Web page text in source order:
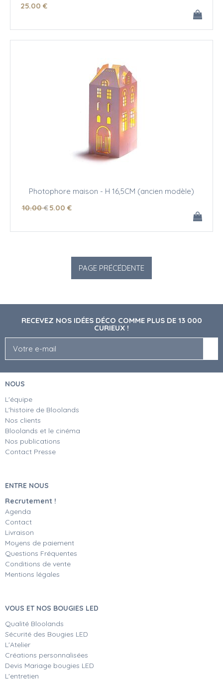
25.00 €
Photophore maison - H 16,5CM (ancien modèle)
10.00 €5.00 €
RECEVEZ NOS IDÉES DÉCO COMME PLUS DE 13 000
CURIEUX !
NOUS
L'équipe
L'histoire de Bloolands
Nos clients
Bloolands et le cinéma
Nos publications
Contact Presse
ENTRE NOUS
Recrutement !
Agenda
Contact
Livraison
Moyens de paiement
Questions Fréquentes
Conditions de vente
Mentions légales
VOUS ET NOS BOUGIES LED
Qualité Bloolands
Sécurité des Bougies LED
L'Atelier
Créations personnalisées
Devis Mariage bougies LED
L'entretien